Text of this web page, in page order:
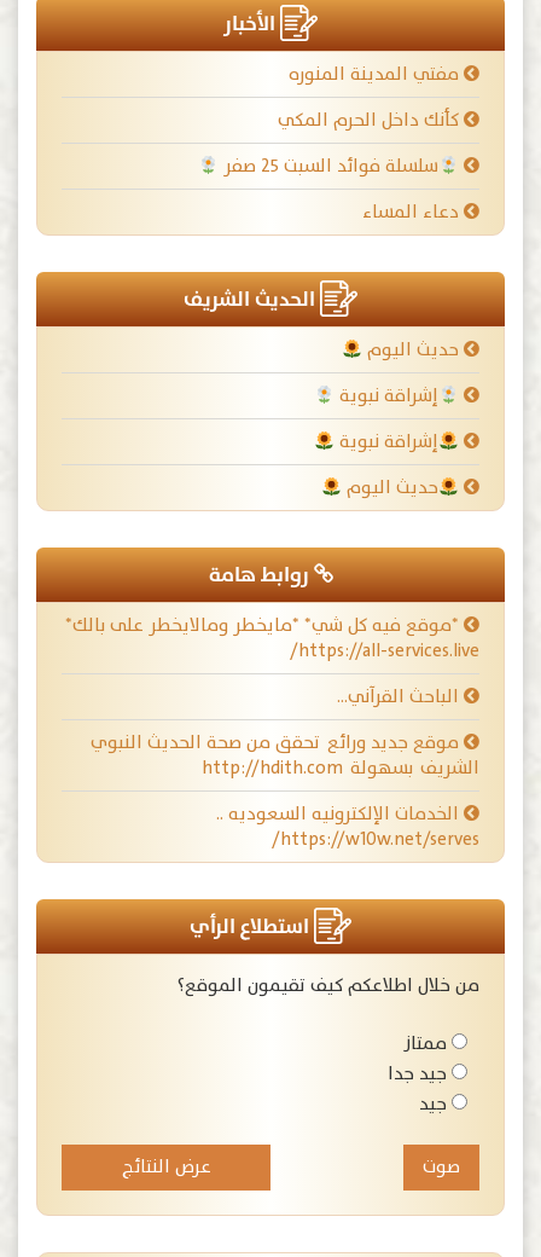
الأخبار
مفتي المدينة المنوره
كأنك داخل الحرم المكي
سلسلة فوائد السبت ٢٥ صفر
دعاء المساء
الحديث الشريف
حديث اليوم
إشراقة نبوية
إشراقة نبوية
حديث اليوم
روابط هامة
*موقع فيه كل شي* *مايخطر ومالايخطر على بالك*
https://all-services.live/
الباحث القرآني…
موقع جديد ورائع تحقق من صحة الحديث النبوي
الشريف بسهولة http://hdith.com
الخدمات الإلكترونيه السعوديه ..
https://w10w.net/serves/
استطلاع الرأي
من خلال اطلاعكم كيف تقيمون الموقع؟
ممتاز
جيد جدا
جيد
عرض النتائج